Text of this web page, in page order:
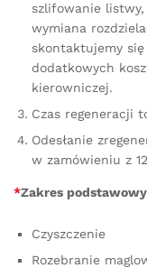
szlifowanie
wymiana
skontaktujemy
dodatkowych
kierowniczej.
Czas regeneracji
Odesłanie
w zamówieniu z
*Zakres
Czyszczenie
Rozebranie